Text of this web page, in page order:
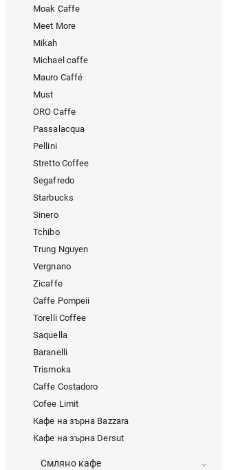
Moak Caffe
Meet More
Mikah
Michael caffe
Mauro Caffé
Must
ORO Caffe
Passalacqua
Pellini
Stretto Coffee
Segafredo
Starbucks
Sinero
Tchibo
Trung Nguyen
Vergnano
Zicaffe
Caffe Pompeii
Torelli Coffee
Saquella
Baranelli
Trismoka
Caffe Costadoro
Cofee Limit
Кафе на зърна Bazzara
Кафе на зърна Dersut
Смляно кафе